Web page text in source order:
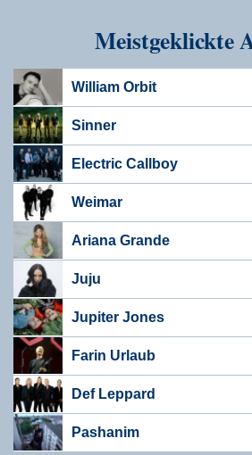
Meistgeklickte
William Orbit
Sinner
Electric Callboy
Weimar
Ariana Grande
Juju
Jupiter Jones
Farin Urlaub
Def Leppard
Pashanim